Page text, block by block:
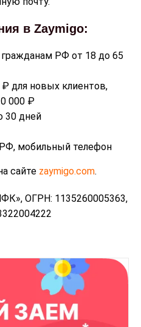
в Zaymigo:
РФ от 18 до 65
для новых клиентов,
000 ₽
30 дней
мобильный телефон
сайте zaymigo.com.
ОГРН: 1135260005363,